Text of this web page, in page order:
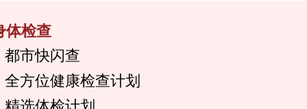
体检查
都市快闪查
全方位健康检查计划
精选体检计划